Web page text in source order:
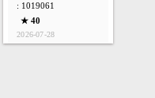
: 1019061
★ 40
2026-07-28